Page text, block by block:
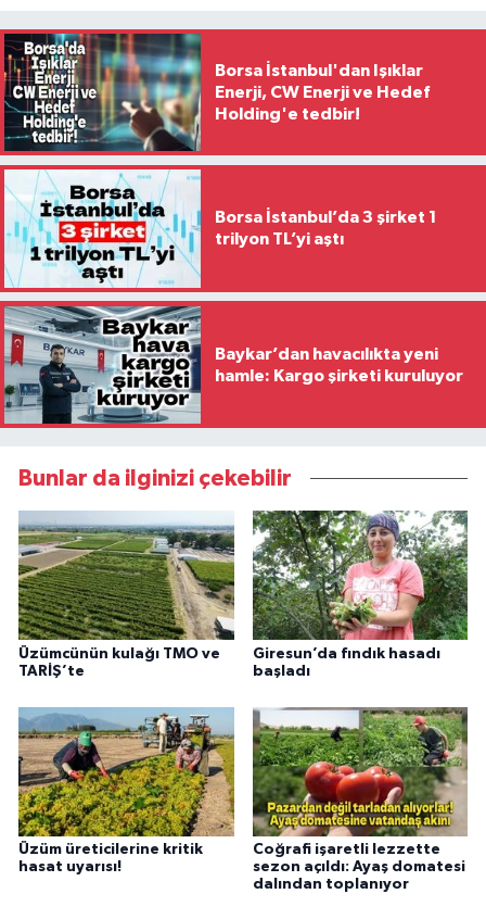
Borsa İstanbul'dan Işıklar
Enerji, CW Enerji ve Hedef
Holding'e tedbir!
Borsa İstanbul’da 3 şirket 1
trilyon TL’yi aştı
Baykar’dan havacılıkta yeni
hamle: Kargo şirketi kuruluyor
Bunlar da ilginizi çekebilir
Üzümcünün kulağı TMO ve
TARİŞ’te
Giresun’da fındık hasadı
başladı
Üzüm üreticilerine kritik
hasat uyarısı!
Coğrafi işaretli lezzette
sezon açıldı: Ayaş domatesi
dalından toplanıyor